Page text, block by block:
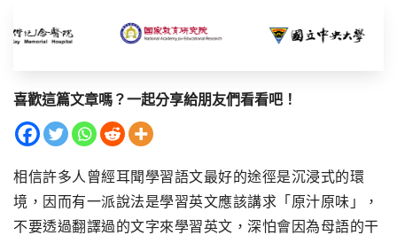
喜歡這篇文章嗎？一起分享給朋友們看看吧！
相信許多人曾經耳聞學習語文最好的途徑是沉浸式的環
境，因而有一派說法是學習英文應該講求「原汁原味」，
不要透過翻譯過的文字來學習英文，深怕會因為母語的干